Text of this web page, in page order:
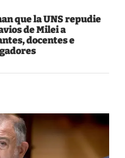
que la UNS repudie
de Milei a
docentes e